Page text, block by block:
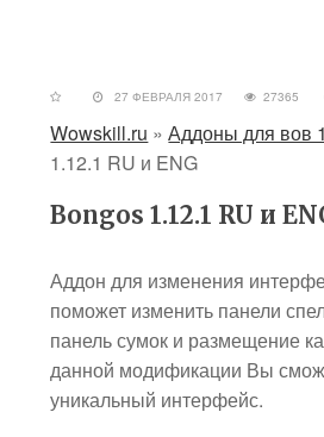
27 ФЕВРАЛЯ 2017 27365
Wowskill.ru »Аддоны для вов
1.12.1 RU и ENG
Bongos 1.12.1 RU и
Аддон для изменения
поможет изменить панели
панель сумок и размещение
данной модификации Вы
уникальный интерфейс.